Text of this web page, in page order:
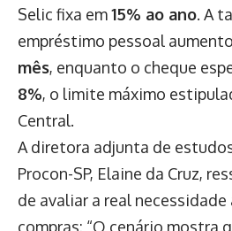
Selic fixa em15% ao ano. A
empréstimo pessoal
mês, enquanto o cheque
8%, o limite máximo
Central.
A diretora adjunta de
Procon-SP, Elaine da Cruz,
de avaliar a real
compras: “O cenário mostra